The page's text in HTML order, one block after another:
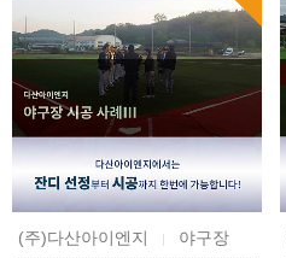
(주)다산아이엔지 | 야구장